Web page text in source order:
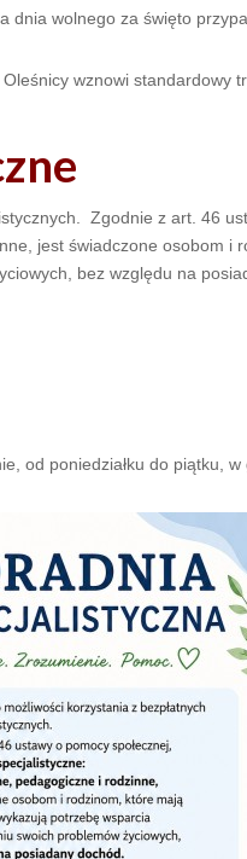
dnia wolnego za święto
wznowi standardowy
Zgodnie z art. 46
jest świadczone osobom i
bez względu na
od poniedziałku do piątku,